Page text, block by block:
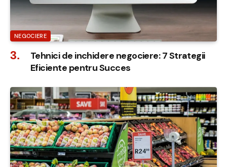
NEGOCIERE
Tehnici de inchidere negociere: 7 Strategii
Eficiente pentru Succes